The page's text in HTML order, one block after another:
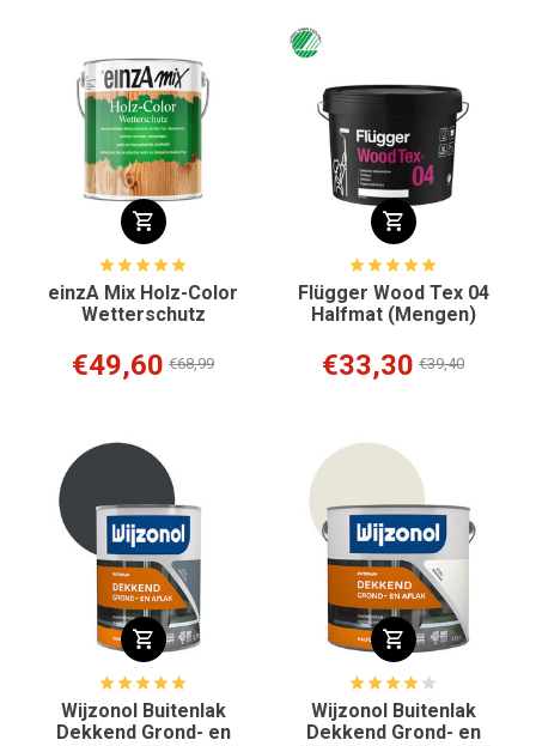
einzA Mix Holz-Color
Wetterschutz
€49,60 €68,99
Flügger Wood Tex 04
Halfmat (Mengen)
€33,30 €39,40
Wijzonol Buitenlak
Dekkend Grond- en
Wijzonol Buitenlak
Dekkend Grond- en